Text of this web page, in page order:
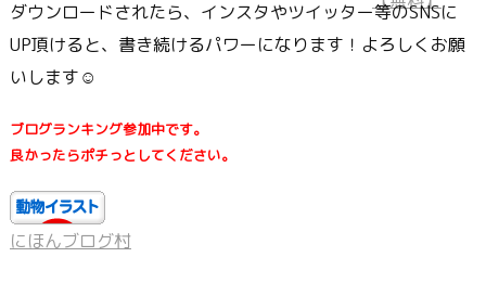
ダウンロードされたら、インスタやツイッター等のSNSに
UP頂けると、書き続けるパワーになります！よろしくお願
いします☺
ブログランキング参加中です。
良かったらポチっとしてください。
にほんブログ村